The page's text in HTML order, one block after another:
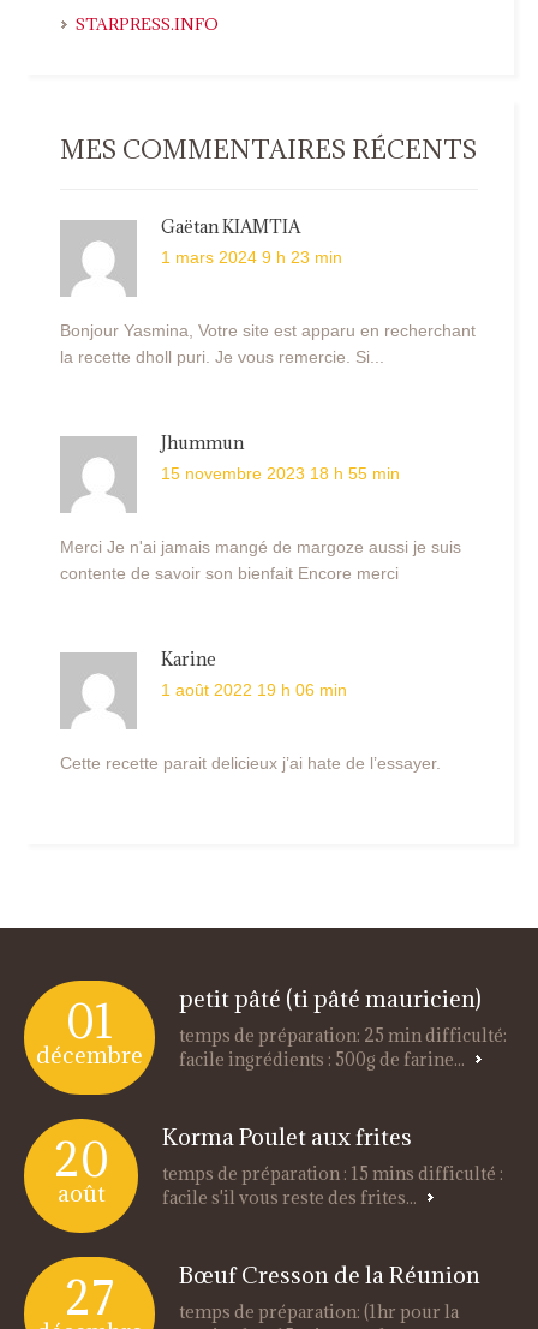
STARPRESS.INFO
MES COMMENTAIRES RÉCENTS
Gaëtan KIAMTIA
1 mars 2024 9 h 23 min
Bonjour Yasmina, Votre site est apparu en recherchant
la recette dholl puri. Je vous remercie. Si...
Jhummun
15 novembre 2023 18 h 55 min
Merci Je n'ai jamais mangé de margoze aussi je suis
contente de savoir son bienfait Encore merci
Karine
1 août 2022 19 h 06 min
Cette recette parait delicieux j’ai hate de l’essayer.
01
décembre
petit pâté (ti pâté mauricien)
temps de préparation: 25 min difficulté:
facile ingrédients : 500g de farine...
20
août
Korma Poulet aux frites
temps de préparation : 15 mins difficulté :
facile s'il vous reste des frites...
27 Bœuf Cresson de la Réunion
temps de préparation: (1hr pour la